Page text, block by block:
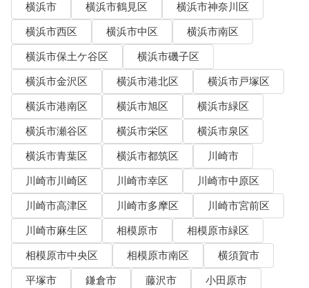
横浜市 横浜市鶴見区
横浜市神奈川区
横浜市西区
横浜市中区
横浜市南区
横浜市保土ケ谷区
横浜市磯子区
横浜市金沢区
横浜市港北区
横浜市戸塚区
横浜市港南区
横浜市旭区
横浜市緑区
横浜市瀬谷区
横浜市栄区
横浜市泉区
横浜市青葉区
横浜市都筑区
川崎市
川崎市川崎区
川崎市幸区
川崎市中原区
川崎市高津区
川崎市多摩区
川崎市宮前区
川崎市麻生区
相模原市
相模原市緑区
相模原市中央区
相模原市南区
横須賀市
平塚市
鎌倉市 藤沢市
小田原市